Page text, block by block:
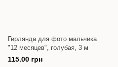
Гирлянда для фото мальчика
"12 месяцев", голубая, 3 м
115.00 грн